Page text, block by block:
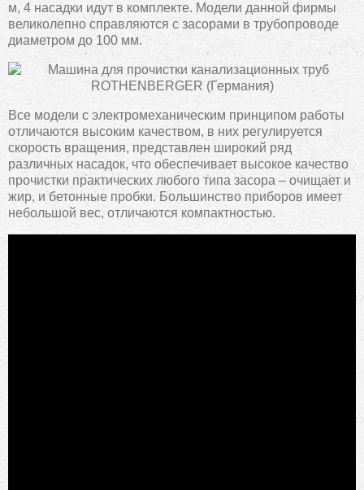
м, 4 насадки идут в комплекте. Модели данной фирмы
великолепно справляются с засорами в трубопроводе
диаметром до 100 мм.
Все модели с электромеханическим принципом работы
отличаются высоким качеством, в них регулируется
скорость вращения, представлен широкий ряд
различных насадок, что обеспечивает высокое качество
прочистки практических любого типа засора – очищает и
жир, и бетонные пробки. Большинство приборов имеет
небольшой вес, отличаются компактностью.